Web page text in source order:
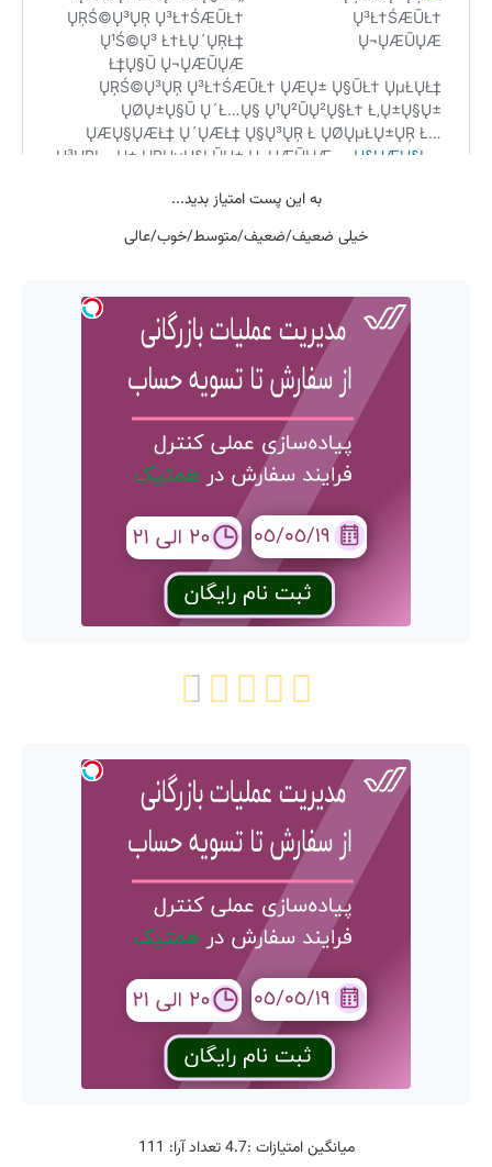
به این پست امتیاز بدید...
خیلی ضعیف/ضعیف/متوسط/خوب/عالی
میانگین امتیازات :4.7تعداد آرا: 111